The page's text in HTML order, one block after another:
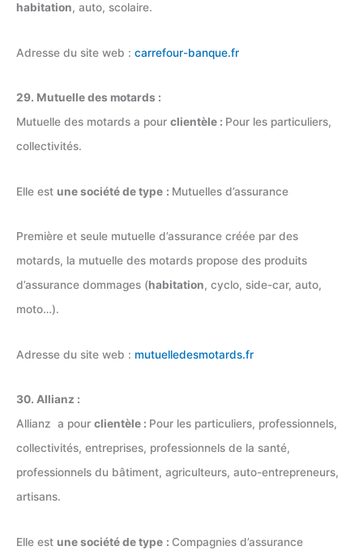
habitation, auto, scolaire.
Adresse du site web : carrefour-banque.fr
29. Mutuelle des motards :
Mutuelle des motards a pour clientèle : Pour les particuliers,
collectivités.
Elle est une société de type : Mutuelles d’assurance
Première et seule mutuelle d’assurance créée par des
motards, la mutuelle des motards propose des produits
d’assurance dommages (habitation, cyclo, side-car, auto,
moto…).
Adresse du site web : mutuelledesmotards.fr
30. Allianz :
Allianz a pour clientèle : Pour les particuliers, professionnels,
collectivités, entreprises, professionnels de la santé,
professionnels du bâtiment, agriculteurs, auto-entrepreneurs,
artisans.
Elle est une société de type : Compagnies d’assurance